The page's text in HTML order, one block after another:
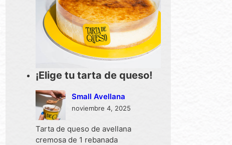
¡Elige tu tarta de queso!
Small Avellana
noviembre 4, 2025
Tarta de queso de avellana
cremosa de 1 rebanada